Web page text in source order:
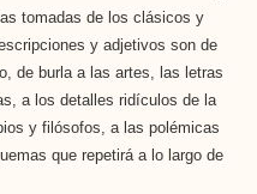
tomadas de los clásicos y
y adjetivos son de
de burla a las artes, las letras
a los detalles ridículos de la
y filósofos, a las polémicas
que repetirá a lo largo de